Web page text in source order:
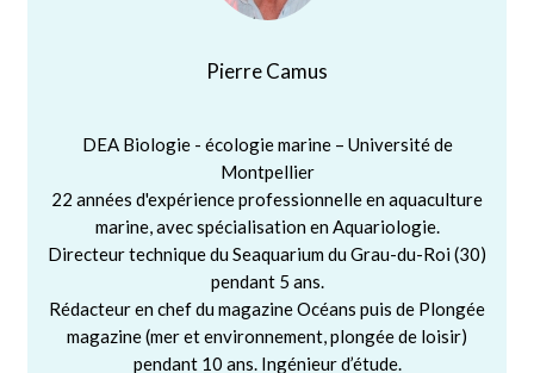
Pierre Camus
DEA Biologie - écologie marine – Université de
Montpellier
22 années d'expérience professionnelle en aquaculture
marine, avec spécialisation en Aquariologie.
Directeur technique du Seaquarium du Grau-du-Roi (30)
pendant 5 ans.
Rédacteur en chef du magazine Océans puis de Plongée
magazine (mer et environnement, plongée de loisir)
pendant 10 ans. Ingénieur d’étude.